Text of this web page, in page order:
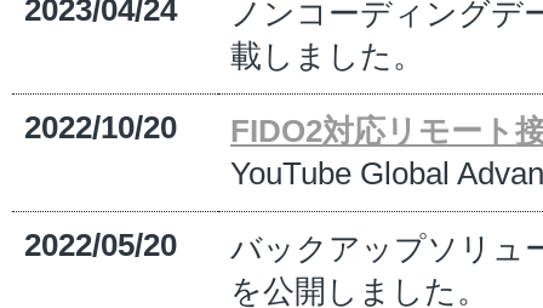
2023/04/24
ノンコーディングデ
載しました。
2022/10/20
FIDO2対応リモート
YouTube Global
2022/05/20
バックアップソリュ
を公開しました。